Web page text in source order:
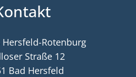
Hersfeld-Rotenburg
Straße 12
Bad Hersfeld